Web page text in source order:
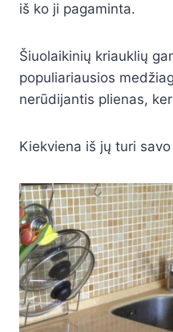
iš ko ji pagaminta.
Šiuolaikinių kriauklių
populiariausios
nerūdijantis plienas,
Kiekviena iš jų turi